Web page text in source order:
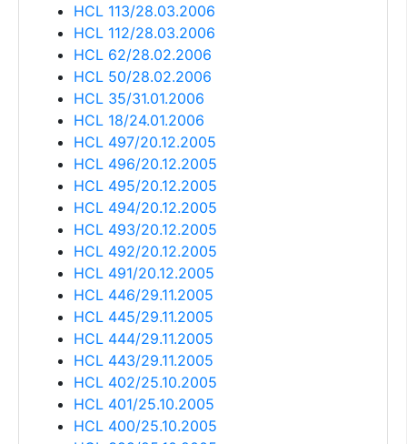
HCL 113/28.03.2006
HCL 112/28.03.2006
HCL 62/28.02.2006
HCL 50/28.02.2006
HCL 35/31.01.2006
HCL 18/24.01.2006
HCL 497/20.12.2005
HCL 496/20.12.2005
HCL 495/20.12.2005
HCL 494/20.12.2005
HCL 493/20.12.2005
HCL 492/20.12.2005
HCL 491/20.12.2005
HCL 446/29.11.2005
HCL 445/29.11.2005
HCL 444/29.11.2005
HCL 443/29.11.2005
HCL 402/25.10.2005
HCL 401/25.10.2005
HCL 400/25.10.2005